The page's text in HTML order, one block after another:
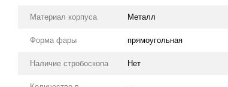
Материал корпуса Металл
Форма фары прямоугольная
Наличие стробоскопа Нет